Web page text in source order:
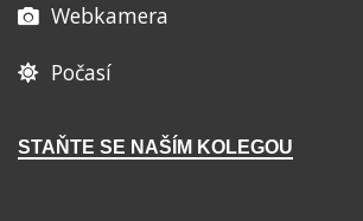
Webkamera
Počasí
STAŇTE SE NAŠÍM KOLEGOU